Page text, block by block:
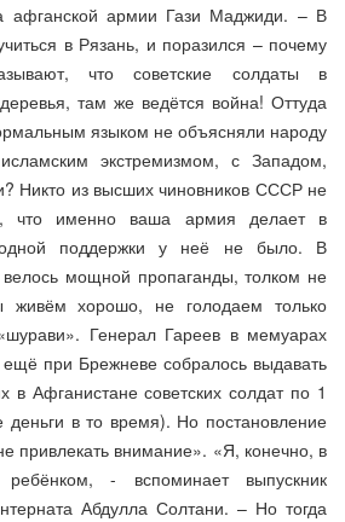
афганской армии Гази Маджиди. – В
в Рязань, и поразился – почему
что советские солдаты в
там же ведётся война! Оттуда
языком не объясняли народу
экстремизмом, с Западом,
Никто из высших чиновников СССР не
что именно ваша армия делает в
поддержки у неё не было. В
мощной пропаганды, толком не
живём хорошо, не голодаем только
Генерал Гареев в мемуарах
при Брежневе собралось выдавать
в Афганистане советских солдат по 1
в то время). Но постановление
привлекать внимание». «Я, конечно, в
- вспоминает выпускник
Абдулла Солтани. – Но тогда